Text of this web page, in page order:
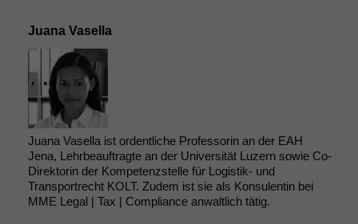
Juana Vasella
Juana Vasella ist ordentliche Professorin an der EAH
Jena, Lehrbeauftragte an der Universität Luzern sowie Co-
Direktorin der Kompetenzstelle für Logistik- und
Transportrecht KOLT. Zudem ist sie als Konsulentin bei
MME Legal | Tax | Compliance anwaltlich tätig.